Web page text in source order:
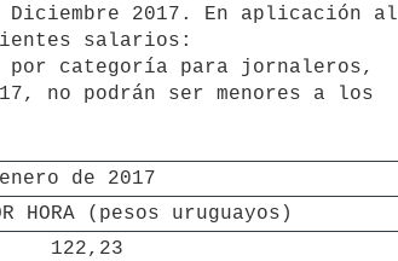
Diciembre 2017. En aplicación al
salarios:
por categoría para jornaleros,
no podrán ser menores a los
de 2017
HORA (pesos uruguayos)
122,23